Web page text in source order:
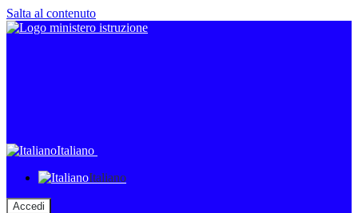
Salta al contenuto
Italiano
Italiano
Accedi